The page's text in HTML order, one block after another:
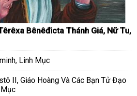
Bênêđicta Thánh Giá, Nữ Tu,
Linh Mục
II, Giáo Hoàng Và Các Bạn Tử Đạo
Mục